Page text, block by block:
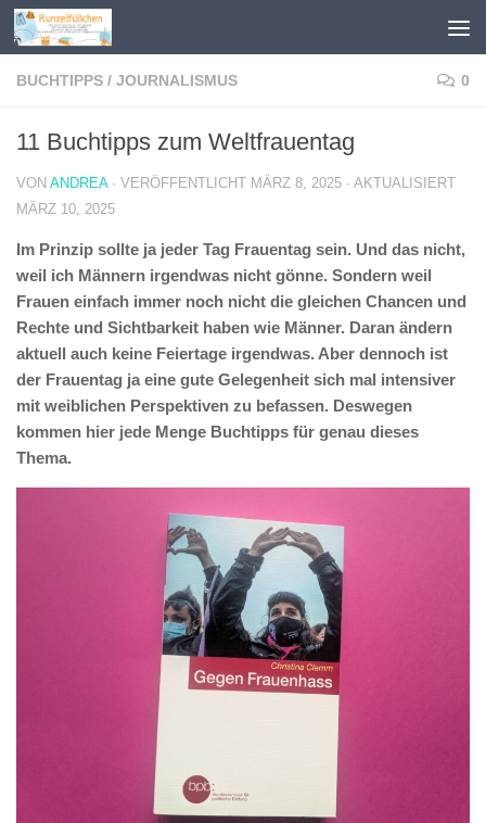
Zum Inhalt springen
BUCHTIPPS / JOURNALISMUS 0
11 Buchtipps zum Weltfrauentag
VON ANDREA · VERÖFFENTLICHT MÄRZ 8, 2025 · AKTUALISIERT
MÄRZ 10, 2025
Im Prinzip sollte ja jeder Tag Frauentag sein. Und das nicht,
weil ich Männern irgendwas nicht gönne. Sondern weil
Frauen einfach immer noch nicht die gleichen Chancen und
Rechte und Sichtbarkeit haben wie Männer. Daran ändern
aktuell auch keine Feiertage irgendwas. Aber dennoch ist
der Frauentag ja eine gute Gelegenheit sich mal intensiver
mit weiblichen Perspektiven zu befassen. Deswegen
kommen hier jede Menge Buchtipps für genau dieses
Thema.